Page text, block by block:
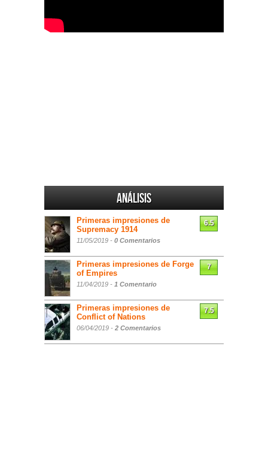
Análisis
Primeras impresiones de
Supremacy 1914
11/05/2019 - 0 Comentarios
6.5
Primeras impresiones de Forge
of Empires
11/04/2019 - 1 Comentario
7
Primeras impresiones de
Conflict of Nations
06/04/2019 - 2 Comentarios
7.5